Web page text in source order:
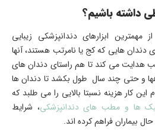
داشته باشیم؟
ابزارهای دندانپزشکی زیبایی
دندان هایی که کج یا نامرتب هستند، آنها
هدایت می کند تا هم راستای دندان های
و حتی چند سال طول بکشد تا دندان ها
کار هزینه نسبتا بالایی را می طلبد که
ها و مطب های دندانپزشکی، شرایط
بیماران فراهم کرده اند.